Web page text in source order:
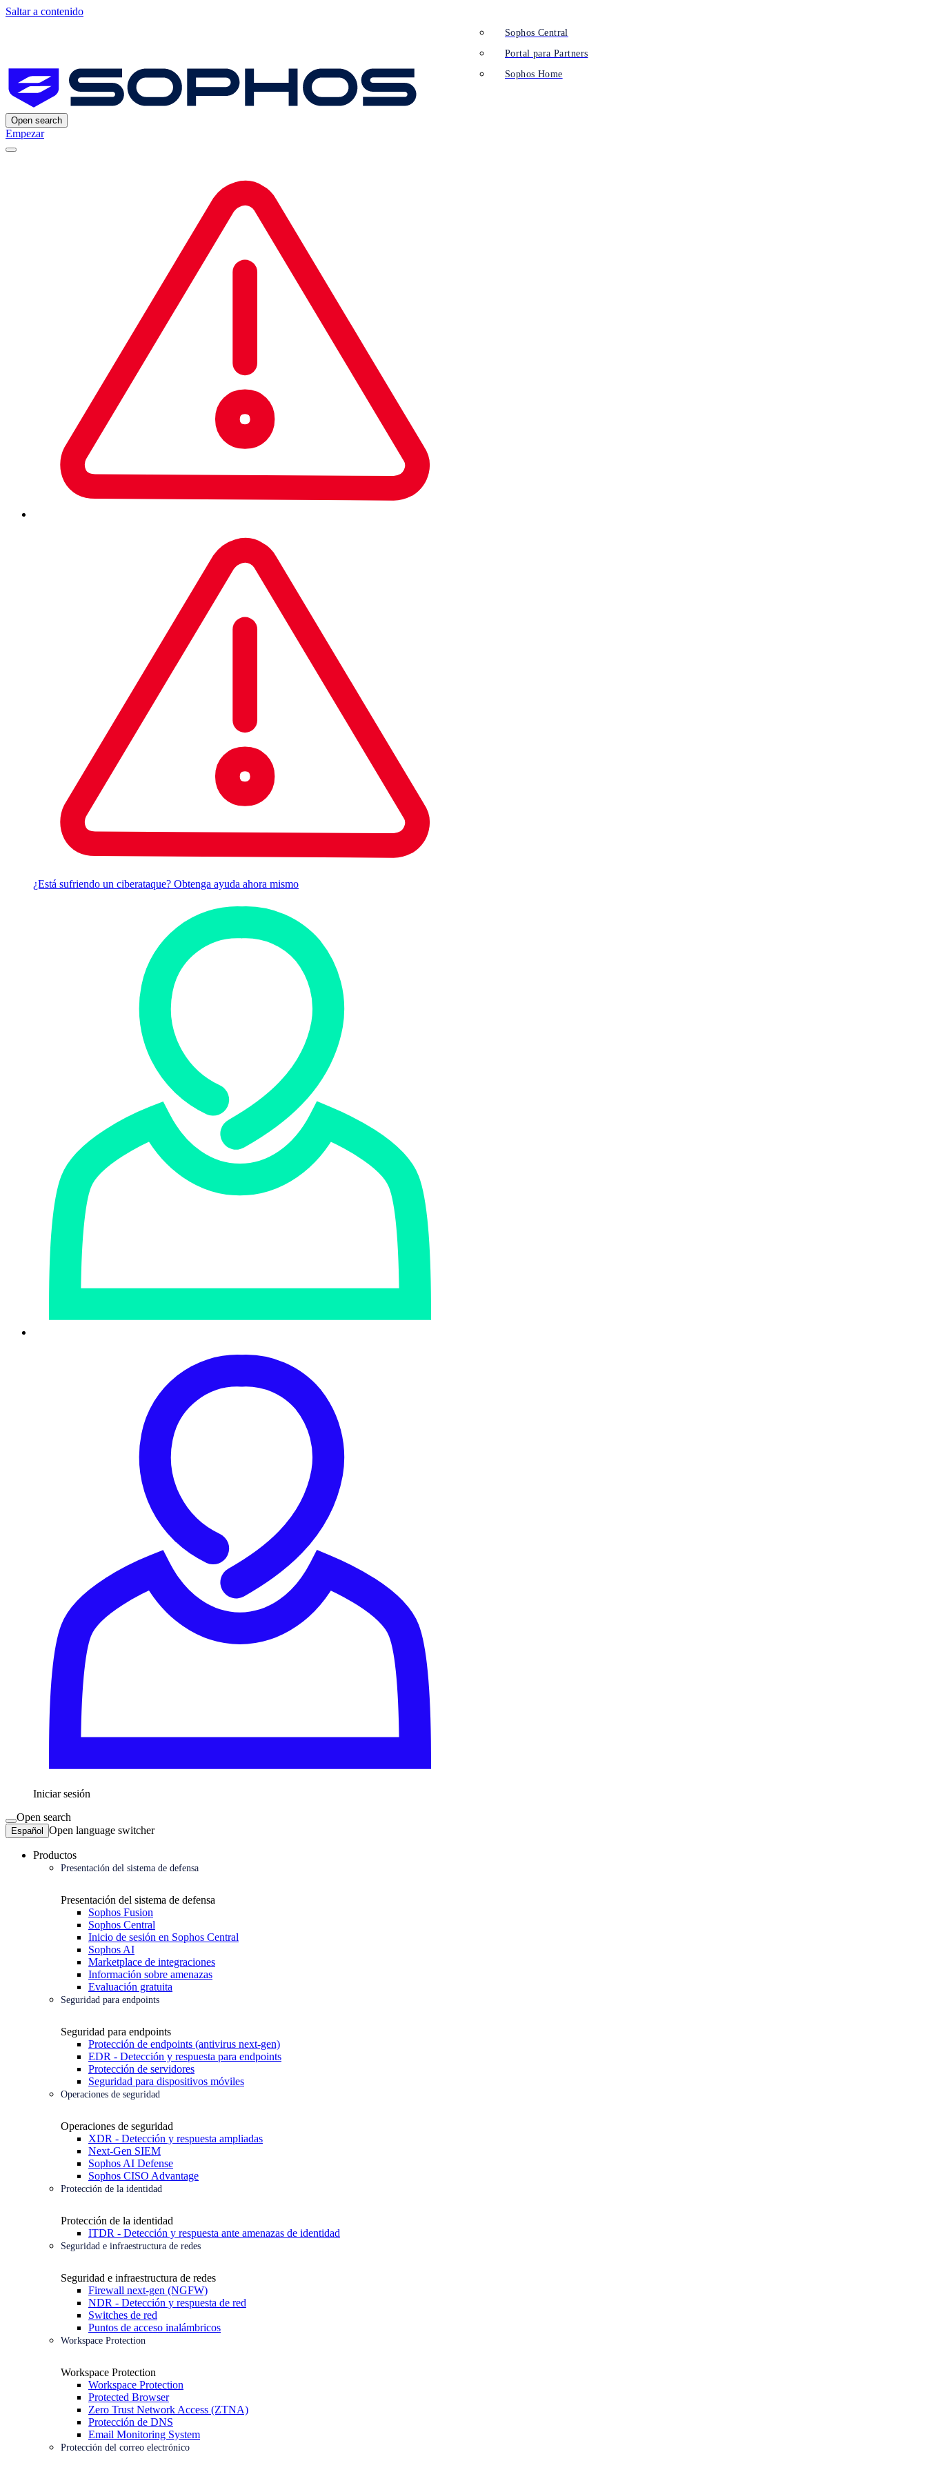
Saltar a contenido
Open search
Empezar
¿Está sufriendo un ciberataque? Obtenga ayuda ahora mismo
Iniciar sesión
Sophos Central
Portal para Partners
Sophos Home
Open search
Español Open language switcher
Productos
Presentación del sistema de defensa
Presentación del sistema de defensa
Sophos Fusion
Sophos Central
Inicio de sesión en Sophos Central
Sophos AI
Marketplace de integraciones
Información sobre amenazas
Evaluación gratuita
Seguridad para endpoints
Seguridad para endpoints
Protección de endpoints (antivirus next-gen)
EDR - Detección y respuesta para endpoints
Protección de servidores
Seguridad para dispositivos móviles
Operaciones de seguridad
Operaciones de seguridad
XDR - Detección y respuesta ampliadas
Next-Gen SIEM
Sophos AI Defense
Sophos CISO Advantage
Protección de la identidad
Protección de la identidad
ITDR - Detección y respuesta ante amenazas de identidad
Seguridad e infraestructura de redes
Seguridad e infraestructura de redes
Firewall next-gen (NGFW)
NDR - Detección y respuesta de red
Switches de red
Puntos de acceso inalámbricos
Workspace Protection
Workspace Protection
Workspace Protection
Protected Browser
Zero Trust Network Access (ZTNA)
Protección de DNS
Email Monitoring System
Protección del correo electrónico